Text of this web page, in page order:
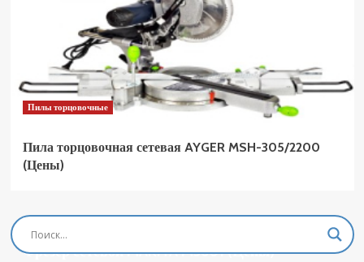
Пилы торцовочные
Пила торцовочная сетевая AYGER MSH-305/2200
(Цены)
Фрезеры
Фрезер сетевой MAKITA M3601 (Цены)